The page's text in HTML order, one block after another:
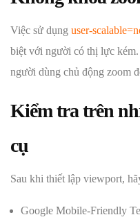
Việc sử dụng user-
biệt với người có thị lực
người dùng chủ động zoom
Kiểm tra trên
cụ
Sau khi thiết lập viewport,
Google Mobile-Friendly